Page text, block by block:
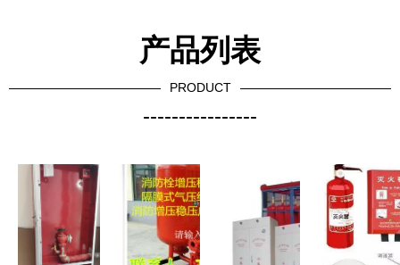
产品列表
PRODUCT
----------------